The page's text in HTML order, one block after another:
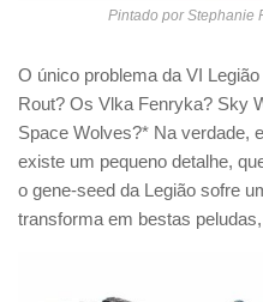
Pintado por Stephanie
O único problema da VI
Rout? Os Vlka Fenryka? Sky
Space Wolves?* Na verdade,
existe um pequeno detalhe,
o gene-seed da Legião sofre
transforma em bestas